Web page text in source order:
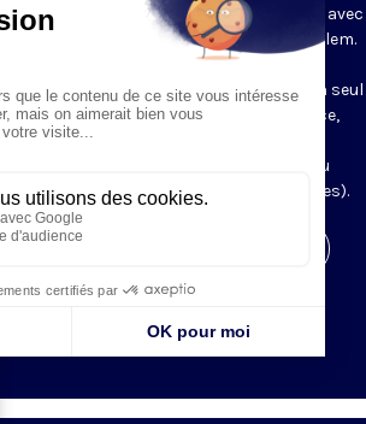
Saint-Gervais-Saint-Protais (Paris 4e), avec
les Fraternités Monastiques de Jérusalem.
L’Office du Milieu du Jour regroupe, en
particulier, «au milieu du jour» et en un seul
office, les heures monastiques de Tierce,
Sexte et None. Il permet à l’Église de
retrouver son Seigneur entre l’office du
matin (Laudes) et l’office du soir (Vêpres).